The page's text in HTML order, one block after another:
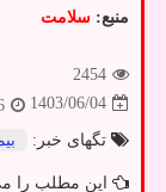
منبع: سلامت
2454
1403/06/04
تگهای خبر:
این مطلب را